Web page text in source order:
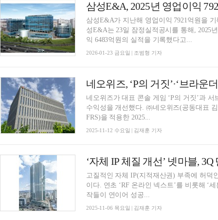
삼성E&A, 2025년 영업이익
삼성E&A가 지난해 영업이익 7921억원을
성E&A는 23일 잠정실적공시를 통해, 2025
익 6483억원의 실적을 기록했다고...
2026-01-23 금요일 | 조범형 기자
네오위즈, ‘P의 거짓’·‘브라
네오위즈가 대표 콘솔 게임 ‘P의 거짓’과
수익성을 개선했다. ㈜네오위즈(공동대표 김승철, 배태근)가 12일 한국채택국제회계기준(K-I
FRS)을 적용한 2025...
2025-11-12 수요일 | 김재훈 기자
‘자체 IP 체질 개선’ 넷마블,
고질적인 자체 IP(지적재산권) 부족에 허덕
이다. 연초 ‘RF 온라인 넥스트’를 비롯해 ‘
작들이 연이어 성공...
2025-11-06 목요일 | 김재훈 기자